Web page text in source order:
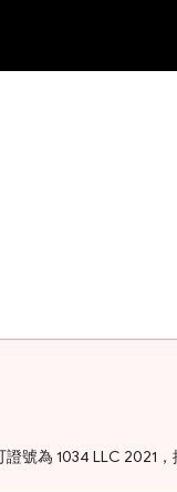
號為 1034 LLC 2021